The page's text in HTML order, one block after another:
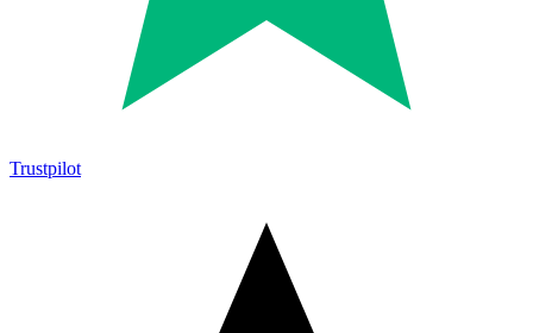
Trustpilot